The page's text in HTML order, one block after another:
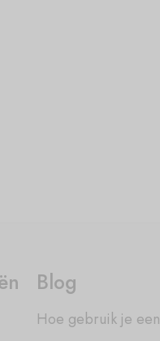
Blog
Hoe gebruik je